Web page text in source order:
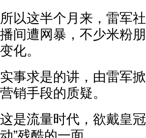
所以这半个月来，雷军
播间遭网暴，不少米粉
变化。
实事求是的讲，由雷军
营销手段的质疑。
这是流量时代，欲戴皇